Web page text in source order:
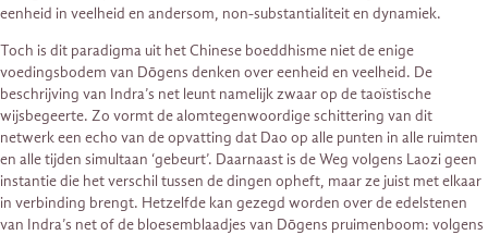
eenheid in veelheid en andersom, non-substantialiteit en dynamiek.
Toch is dit paradigma uit het Chinese boeddhisme niet de enige
voedingsbodem van Dōgens denken over eenheid en veelheid. De
beschrijving van Indra’s net leunt namelijk zwaar op de taoïstische
wijsbegeerte. Zo vormt de alomtegenwoordige schittering van dit
netwerk een echo van de opvatting dat Dao op alle punten in alle ruimten
en alle tijden simultaan ‘gebeurt’. Daarnaast is de Weg volgens Laozi geen
instantie die het verschil tussen de dingen opheft, maar ze juist met elkaar
in verbinding brengt. Hetzelfde kan gezegd worden over de edelstenen
van Indra’s net of de bloesemblaadjes van Dōgens pruimenboom: volgens